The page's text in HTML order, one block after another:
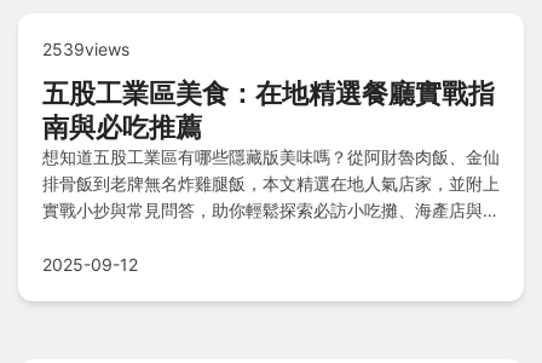
2539views
五股工業區美食：在地精選餐廳實戰指
南與必吃推薦
想知道五股工業區有哪些隱藏版美味嗎？從阿財魯肉飯、金仙
排骨飯到老牌無名炸雞腿飯，本文精選在地人氣店家，並附上
實戰小抄與常見問答，助你輕鬆探索必訪小吃攤、海產店與咖
2025-09-12